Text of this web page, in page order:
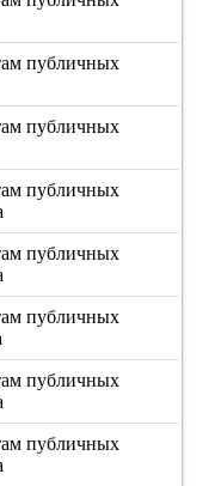
публичных
публичных
публичных
публичных
публичных
публичных
публичных